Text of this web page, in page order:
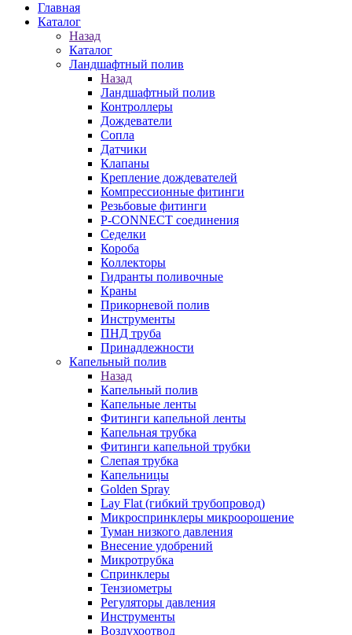
Главная
Каталог
Назад
Каталог
Ландшафтный полив
Назад
Ландшафтный полив
Контроллеры
Дождеватели
Сопла
Датчики
Клапаны
Крепление дождевателей
Компрессионные фитинги
Резьбовые фитинги
P-CONNECT соединения
Седелки
Короба
Коллекторы
Гидранты поливочные
Краны
Прикорневой полив
Инструменты
ПНД труба
Принадлежности
Капельный полив
Назад
Капельный полив
Капельные ленты
Фитинги капельной ленты
Капельная трубка
Фитинги капельной трубки
Слепая трубка
Капельницы
Golden Spray
Lay Flat (гибкий трубопровод)
Микроспринклеры микроорошение
Туман низкого давления
Внесение удобрений
Микротрубка
Спринклеры
Тензиометры
Регуляторы давления
Инструменты
Воздухоотвод